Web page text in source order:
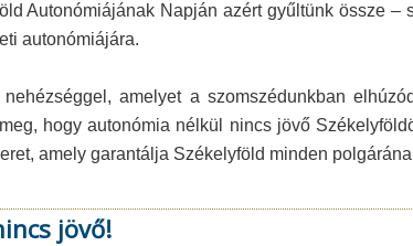
Autonómiájának Napján azért gyűltünk össze
autonómiájára.
amelyet a szomszédunkban
hogy autonómia nélkül nincs jövő
amely garantálja Székelyföld minden
jövő!